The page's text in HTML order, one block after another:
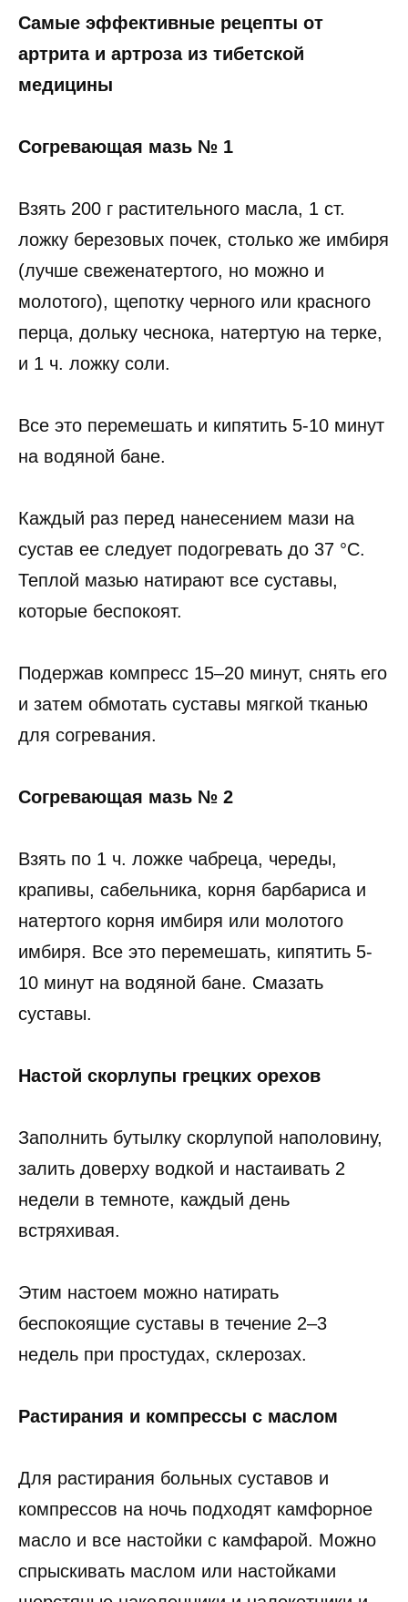
Самые эффективные рецепты от
артрита и артроза из тибетской
медицины
Согревающая мазь № 1
Взять 200 г растительного масла, 1 ст.
ложку березовых почек, столько же имбиря
(лучше свеженатертого, но можно и
молотого), щепотку черного или красного
перца, дольку чеснока, натертую на терке,
и 1 ч. ложку соли.
Все это перемешать и кипятить 5-10 минут
на водяной бане.
Каждый раз перед нанесением мази на
сустав ее следует подогревать до 37 °C.
Теплой мазью натирают все суставы,
которые беспокоят.
Подержав компресс 15–20 минут, снять его
и затем обмотать суставы мягкой тканью
для согревания.
Согревающая мазь № 2
Взять по 1 ч. ложке чабреца, череды,
крапивы, сабельника, корня барбариса и
натертого корня имбиря или молотого
имбиря. Все это перемешать, кипятить 5-
10 минут на водяной бане. Смазать
суставы.
Настой скорлупы грецких орехов
Заполнить бутылку скорлупой наполовину,
залить доверху водкой и настаивать 2
недели в темноте, каждый день
встряхивая.
Этим настоем можно натирать
беспокоящие суставы в течение 2–3
недель при простудах, склерозах.
Растирания и компрессы с маслом
Для растирания больных суставов и
компрессов на ночь подходят камфорное
масло и все настойки с камфарой. Можно
спрыскивать маслом или настойками